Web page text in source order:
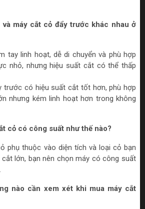
máy cắt cỏ đẩy trước khác nhau ở
tay linh hoạt, dễ di chuyển và phù hợp
nhỏ, nhưng hiệu suất cắt có thể thấp
trước có hiệu suất cắt tốt hơn, phù hợp
nhưng kém linh hoạt hơn trong không
cỏ có công suất như thế nào?
phụ thuộc vào diện tích và loại cỏ bạn
lớn, bạn nên chọn máy có công suất
nào cần xem xét khi mua máy cắt